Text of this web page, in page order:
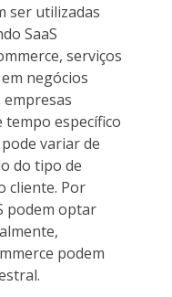
ser utilizadas
SaaS
serviços
negócios
tempo específico
variar de
do tipo de
cliente. Por
podem optar
podem